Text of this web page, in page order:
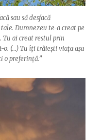
sau să desfacă
Dumnezeu te-a creat pe
Tu ai creat restul prin
o. (…) Tu îți trăiești viața așa
o preferință.”